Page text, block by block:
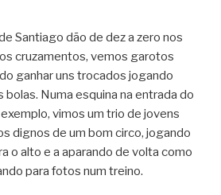
Santiago dão de dez a zero nos
cruzamentos, vemos garotos
ganhar uns trocados jogando
bolas. Numa esquina na entrada do
vimos um trio de jovens
dignos de um bom circo, jogando
o alto e a aparando de volta como
para fotos num treino.